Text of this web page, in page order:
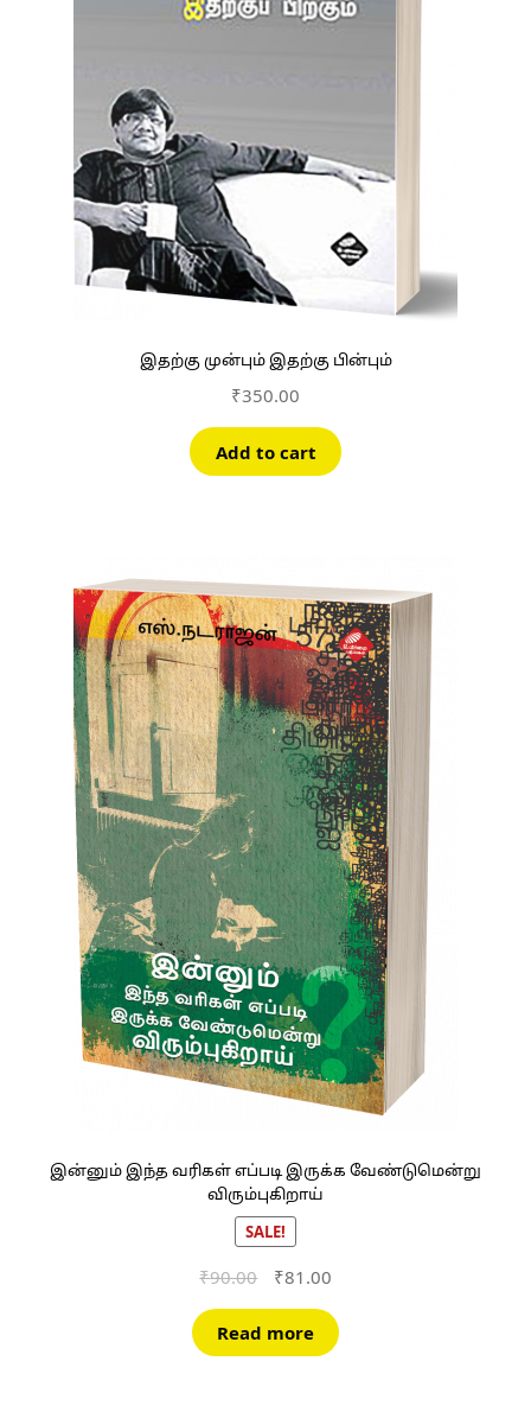
இதற்கு முன்பும் இதற்கு பின்பும்
₹350.00
Add to cart
இன்னும் இந்த வரிகள் எப்படி இருக்க வேண்டுமென்று
விரும்புகிறாய்
SALE!
₹90.00
Original
was:
₹90.00.
₹81.00Current
is:
₹81.00.
Read more